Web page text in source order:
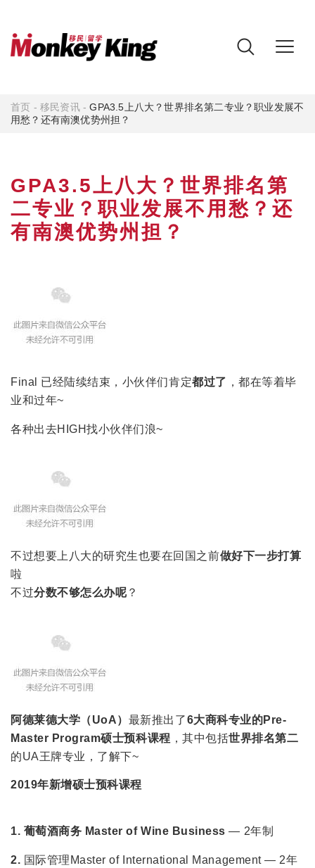
首页 -移民资讯-GPA3.5上八大？世界排名第二专业？职业发展不
用愁？还有南澳优势州担？
GPA3.5上八大？世界排名第
二专业？职业发展不用愁？还
有南澳优势州担？
Final 已经陆续结束，小伙伴们肯定都过了 ，都在等着毕
业和过年~
各种出去HIGH找小伙伴们浪~
不过想要上八大的研究生也要在回国之前做好下一步打算
啦
不过分数不够怎么办呢？
阿德莱德大学（UoA） 最新推出了6大商科专业的Pre-
Master Program硕士预科课程 ，其中包括世界排名第二
的UA王牌专业，了解下~
2019年新增硕士预科课程
1. 葡萄酒商务 Master of Wine Business — 2年制
2. 国际管理Master of International Management — 2年